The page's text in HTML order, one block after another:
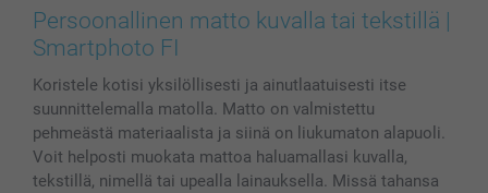
Valokuvat, Julisteet & Taskukirjat
Kännykkä & Tabletti
Kuvakalenterit & Päivyrit
Valokuvakehykset & Lisätarvikkeet
Lahjakortti
Kaikki kuvatuotteet
Evästekäytäntö
Sivukartta
Investor Relations
100% tyytyväisyystakuu
smartbonus
Tilausten tila
Persoonallinen matto kuvalla tai tekstillä |
Smartphoto FI
Koristele kotisi yksilöllisesti ja ainutlaatuisesti itse
suunnittelemalla matolla. Matto on valmistettu
pehmeästä materiaalista ja siinä on liukumaton alapuoli.
Voit helposti muokata mattoa haluamallasi kuvalla,
tekstillä, nimellä tai upealla lainauksella. Missä tahansa